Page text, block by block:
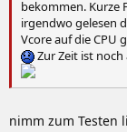
bekommen. Kurze
irgendwo gelesen
Vcore auf die CPU
Zur Zeit ist
nimm zum Testen